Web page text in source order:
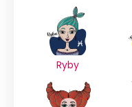
Ryby